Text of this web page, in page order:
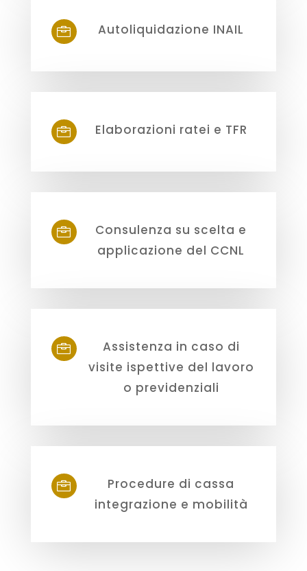
 Autoliquidazione INAIL
 Elaborazioni ratei e TFR

Consulenza su scelta e
applicazione del CCNL

Assistenza in caso di
visite ispettive del lavoro
o previdenziali

Procedure di cassa
integrazione e mobilità